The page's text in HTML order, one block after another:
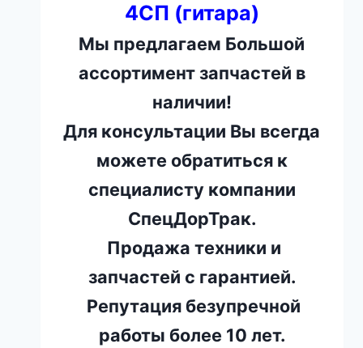
4СП (гитара)
Мы предлагаем Большой
ассортимент запчастей в
наличии!
Для консультации Вы всегда
можете обратиться к
специалисту компании
СпецДорТрак.
Продажа техники и
запчастей с гарантией.
Репутация безупречной
работы более 10 лет.